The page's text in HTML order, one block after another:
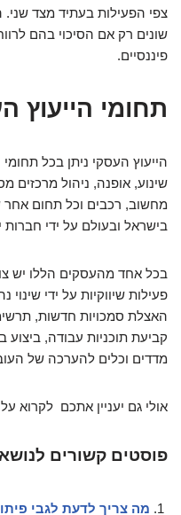
צפי הפעילות בעתיד מצד שני.
שונים רק אם הסיכוי בהם
פיננסיים.
תחומי הייעוץ
הייעוץ העסקי ניתן בכל
שינוע, אופנה, ניהול מרכזים
מחשוב, רכבים וכל תחום
בישראל ובעולם על ידי חברות
בכל אחד מהעסקים הללו יש
פעילות שיווקיות על ידי
האצלת סמכויות חדשות,
קביעת תוכניות עבודה, ביצוע
מדדים וכלים להערכה של
אולי גם יעניין אתכם לקרוא על
פוסטים קשורים
מה צריך לדעת לגבי